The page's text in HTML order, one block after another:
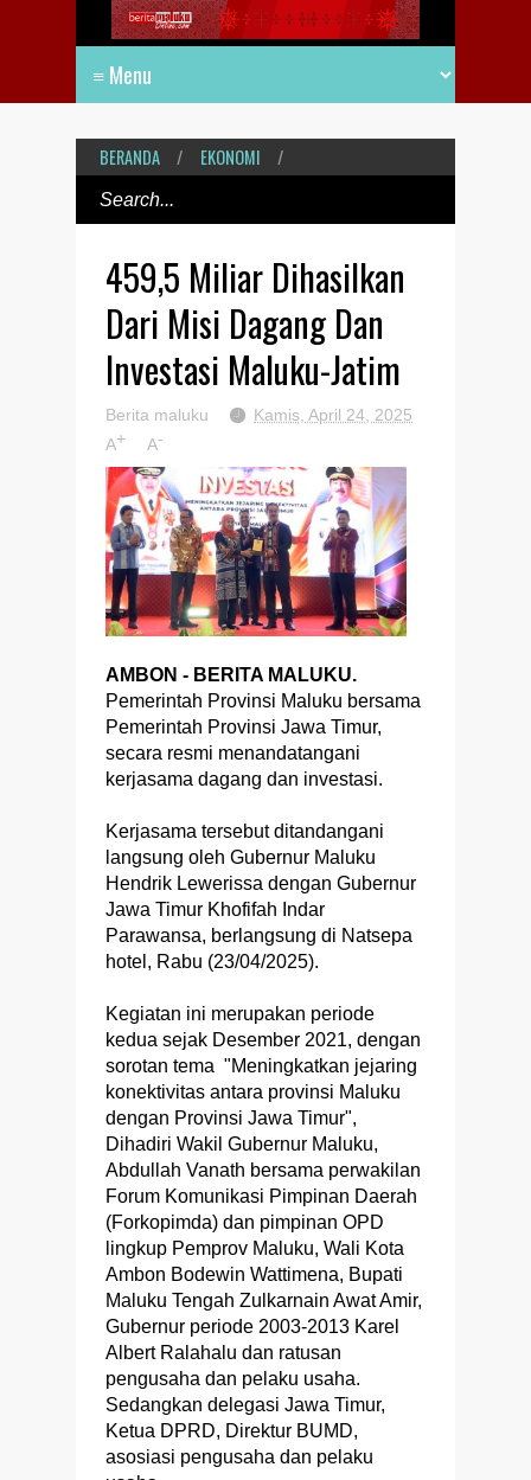
BERANDA / EKONOMI /
459,5 Miliar Dihasilkan
Dari Misi Dagang Dan
Investasi Maluku-Jatim
Berita maluku
Kamis, April 24, 2025
A+ A-
AMBON - BERITA MALUKU.
Pemerintah Provinsi Maluku bersama
Pemerintah Provinsi Jawa Timur,
secara resmi menandatangani
kerjasama dagang dan investasi.
Kerjasama tersebut ditandangani
langsung oleh Gubernur Maluku
Hendrik Lewerissa dengan Gubernur
Jawa Timur Khofifah Indar
Parawansa, berlangsung di Natsepa
hotel, Rabu (23/04/2025).
Kegiatan ini merupakan periode
kedua sejak Desember 2021, dengan
sorotan tema "Meningkatkan jejaring
konektivitas antara provinsi Maluku
dengan Provinsi Jawa Timur",
Dihadiri Wakil Gubernur Maluku,
Abdullah Vanath bersama perwakilan
Forum Komunikasi Pimpinan Daerah
(Forkopimda) dan pimpinan OPD
lingkup Pemprov Maluku, Wali Kota
Ambon Bodewin Wattimena, Bupati
Maluku Tengah Zulkarnain Awat Amir,
Gubernur periode 2003-2013 Karel
Albert Ralahalu dan ratusan
pengusaha dan pelaku usaha.
Sedangkan delegasi Jawa Timur,
Ketua DPRD, Direktur BUMD,
asosiasi pengusaha dan pelaku